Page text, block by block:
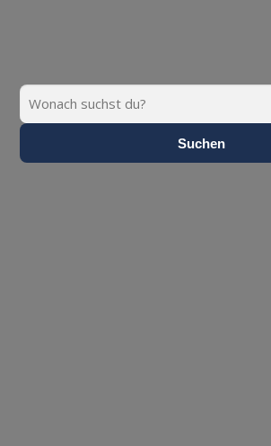
Suchen
Suchen